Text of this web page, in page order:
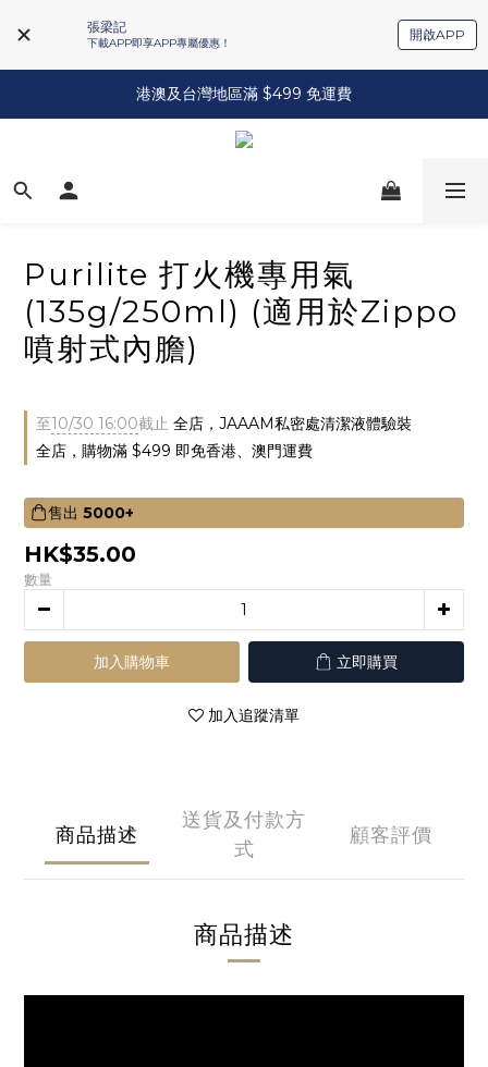
張梁記
下載APP即享APP專屬優惠！
開啟APP
港澳及台灣地區滿 $499 免運費
Purilite 打火機專用氣
(135g/250ml) (適用於Zippo
噴射式內膽)
至10/30 16:00截止 全店，JAAAM私密處清潔液體驗裝
全店，購物滿 $499 即免香港、澳門運費
售出 5000+
HK$35.00
數量
加入購物車 立即購買
加入追蹤清單
商品描述
送貨及付款方
式
顧客評價
商品描述